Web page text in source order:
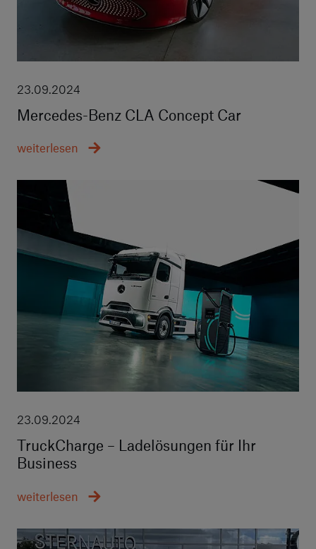
23.09.2024
Mercedes-Benz CLA Concept Car
weiterlesen
23.09.2024
TruckCharge – Ladelösungen für Ihr
Business
weiterlesen